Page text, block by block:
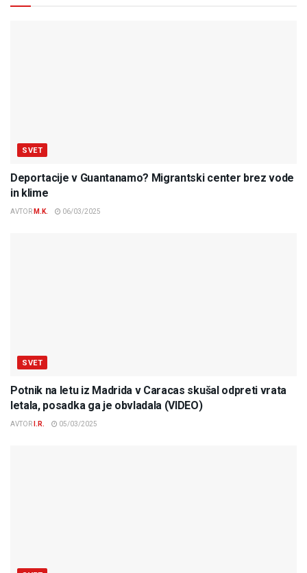
SVET
Deportacije v Guantanamo? Migrantski center brez vode
in klime
AVTOR M.K. 06/03/2025
SVET
Potnik na letu iz Madrida v Caracas skušal odpreti vrata
letala, posadka ga je obvladala (VIDEO)
AVTOR I.R. 05/03/2025